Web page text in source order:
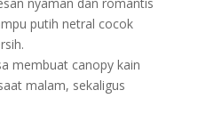
putih netral cocok
membuat canopy kain
malam, sekaligus